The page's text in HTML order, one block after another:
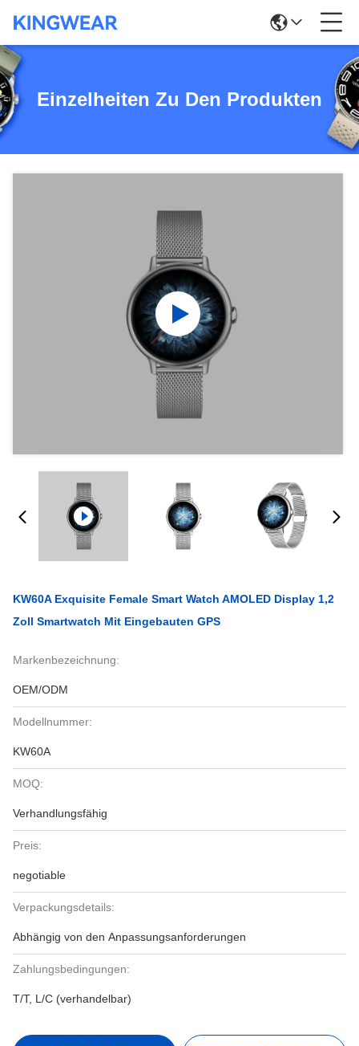
Einzelheiten Zu Den Produkten
KW60A Exquisite Female Smart Watch AMOLED Display 1,2
Zoll Smartwatch Mit Eingebauten GPS
Markenbezeichnung:
OEM/ODM
Modellnummer:
KW60A
MOQ:
Verhandlungsfähig
Preis:
negotiable
Verpackungsdetails:
Abhängig von den Anpassungsanforderungen
Zahlungsbedingungen:
T/T, L/C (verhandelbar)